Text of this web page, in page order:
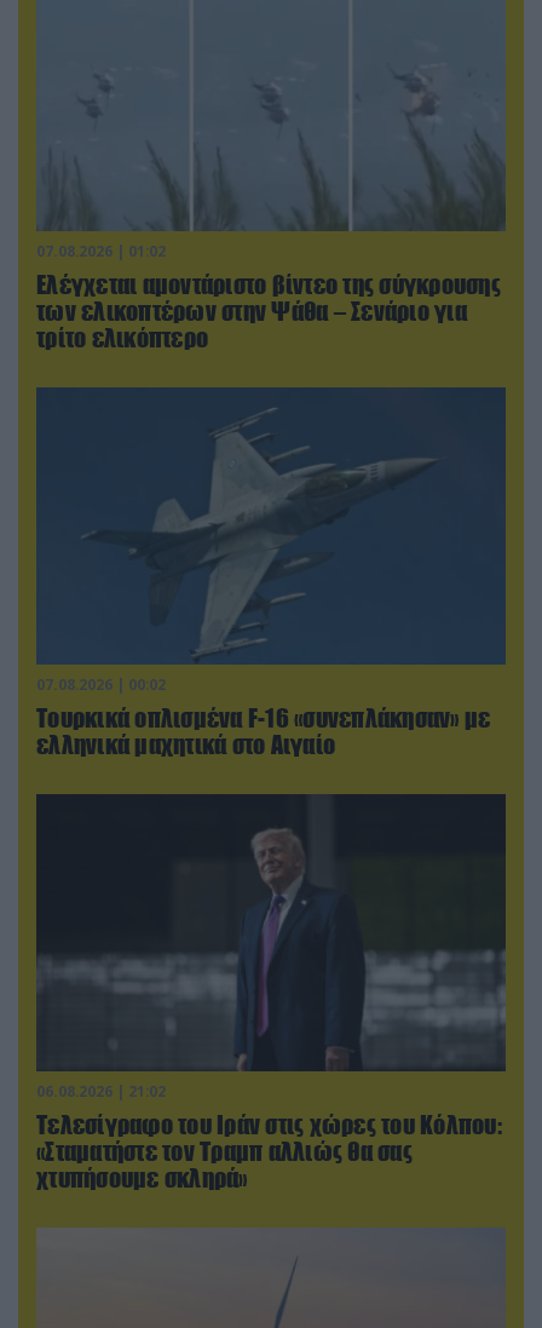
07.08.2026 | 01:02
Ελέγχεται αμοντάριστο βίντεο της σύγκρουσης
των ελικοπτέρων στην Ψάθα – Σενάριο για
τρίτο ελικόπτερο
07.08.2026 | 00:02
Τουρκικά οπλισμένα F-16 «συνεπλάκησαν» με
ελληνικά μαχητικά στο Αιγαίο
06.08.2026 | 21:02
Τελεσίγραφο του Ιράν στις χώρες του Κόλπου:
«Σταματήστε τον Τραμπ αλλιώς θα σας
χτυπήσουμε σκληρά»